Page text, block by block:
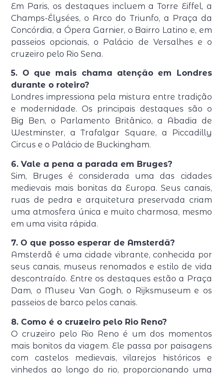
Em Paris, os destaques incluem a Torre Eiffel, a
Champs-Élysées, o Arco do Triunfo, a Praça da
Concórdia, a Ópera Garnier, o Bairro Latino e, em
passeios opcionais, o Palácio de Versalhes e o
cruzeiro pelo Rio Sena.
5. O que mais chama atenção em Londres
durante o roteiro?
Londres impressiona pela mistura entre tradição
e modernidade. Os principais destaques são o
Big Ben, o Parlamento Britânico, a Abadia de
Westminster, a Trafalgar Square, a Piccadilly
Circus e o Palácio de Buckingham.
6. Vale a pena a parada em Bruges?
Sim, Bruges é considerada uma das cidades
medievais mais bonitas da Europa. Seus canais,
ruas de pedra e arquitetura preservada criam
uma atmosfera única e muito charmosa, mesmo
em uma visita rápida.
7. O que posso esperar de Amsterdã?
Amsterdã é uma cidade vibrante, conhecida por
seus canais, museus renomados e estilo de vida
descontraído. Entre os destaques estão a Praça
Dam, o Museu Van Gogh, o Rijksmuseum e os
passeios de barco pelos canais.
8. Como é o cruzeiro pelo Rio Reno?
O cruzeiro pelo Rio Reno é um dos momentos
mais bonitos da viagem. Ele passa por paisagens
com castelos medievais, vilarejos históricos e
vinhedos ao longo do rio, proporcionando uma